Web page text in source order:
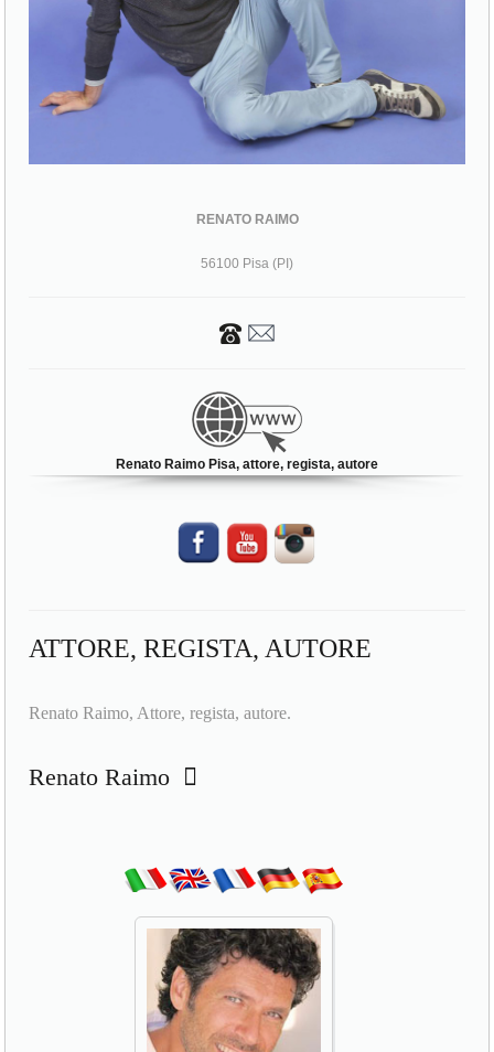
RENATO RAIMO
56100 Pisa (PI)
Renato Raimo Pisa, attore, regista, autore
ATTORE, REGISTA, AUTORE
Renato Raimo, Attore, regista, autore.
Renato Raimo